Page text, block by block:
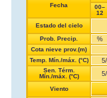
Fecha
00–
12
Estado del cielo
Prob. Precip.
%
Cota nieve prov.(m)
Temp. Mín./máx. (°C)
5/
Sen. Térm.
Mín./máx. (°C)
5/
Viento